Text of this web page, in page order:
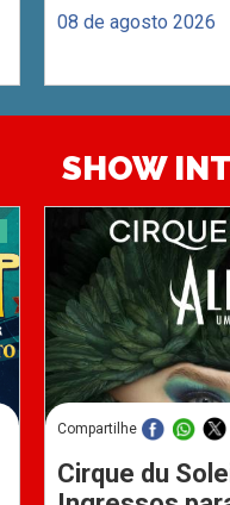
08 de agosto 2026
SHOW
Compartilhe
Cirque du